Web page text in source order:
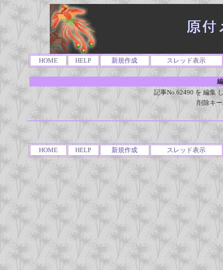
HOME HELP 新規作成 スレッド表示
記事No.62490 を 編集
削除キ
HOME HELP 新規作成 スレッド表示